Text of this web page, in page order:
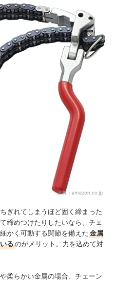
出典： amazon.co.jp
ぎれてしまうほど固く締まった
締めつけたりしたいなら、チェ
かく可動する関節を備えた 金属
るのがメリット。力を込めて対
柔らかい金属の場合、チェーン